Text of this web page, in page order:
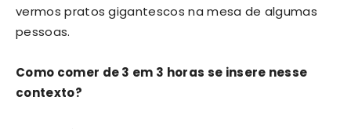
vermos pratos gigantescos na mesa de algumas
pessoas.
Como comer de 3 em 3 horas se insere nesse
contexto?